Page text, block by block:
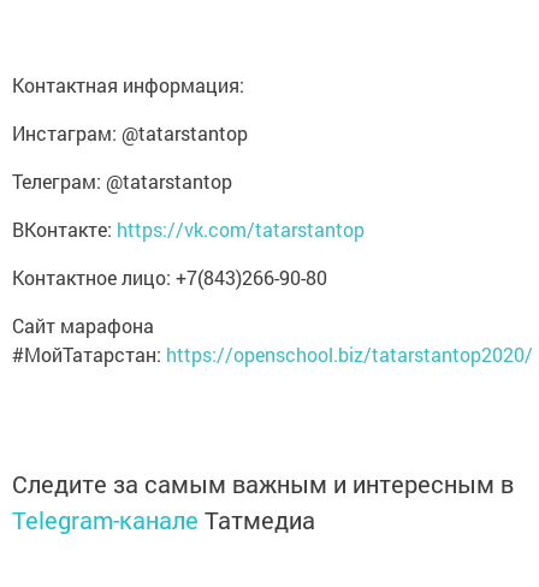
Контактная информация:
Инстаграм: @tatarstantop
Телеграм: @tatarstantop
ВКонтакте: https://vk.com/tatarstantop
Контактное лицо: +7(843)266-90-80
Сайт марафона
#МойТатарстан: https://openschool.biz/tatarstantop2020/
Следите за самым важным и интересным в
Telegram-канале Татмедиа